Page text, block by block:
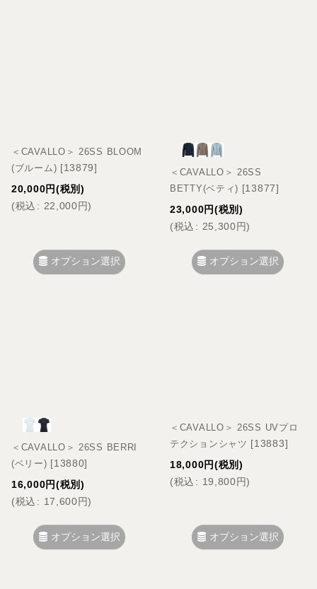
＜CAVALLO＞ 26SS BLOOM
(ブルーム) [13879]
20,000円(税別)
(税込 : 22,000円)
オプション選択
＜CAVALLO＞ 26SS
BETTY(ベティ) [13877]
23,000円(税別)
(税込 : 25,300円)
オプション選択
＜CAVALLO＞ 26SS BERRI
(ベリー) [13880]
16,000円(税別)
(税込 : 17,600円)
オプション選択
＜CAVALLO＞ 26SS UVプロ
テクションシャツ [13883]
18,000円(税別)
(税込 : 19,800円)
オプション選択